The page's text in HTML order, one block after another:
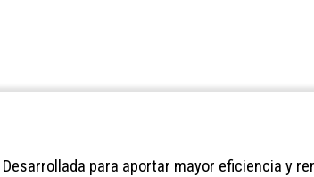
para aportar mayor eficiencia y